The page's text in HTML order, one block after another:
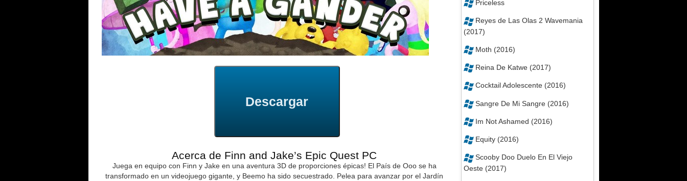
Descargar
Acerca de Finn and Jake’s Epic Quest PC
Juega en equipo con Finn y Jake en una aventura 3D de proporciones épicas! El País de Ooo se ha
transformado en un videojuego gigante, y Beemo ha sido secuestrado. Pelea para avanzar por el Jardín
Priceless
Reyes de Las Olas 2 Wavemania
(2017)
Moth (2016)
Reina De Katwe (2017)
Cocktail Adolescente (2016)
Sangre De Mi Sangre (2016)
Im Not Ashamed (2016)
Equity (2016)
Scooby Doo Duelo En El Viejo
Oeste (2017)